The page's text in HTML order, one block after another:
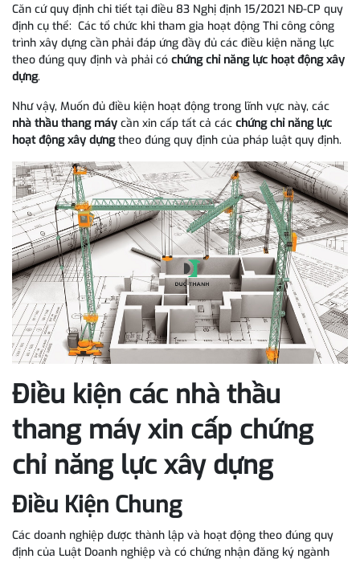
Căn cứ quy định chi tiết tại điều 83 Nghị định 15/2021 NĐ-CP quy
định cụ thể: Các tổ chức khi tham gia hoạt động Thi công công
trình xây dựng cần phải đáp ứng đầy đủ các điều kiện năng lực
theo đúng quy định và phải có chứng chỉ năng lực hoạt động xây
dựng.
Như vậy, Muốn đủ điều kiện hoạt động trong lĩnh vực này, các
nhà thầu thang máy cần xin cấp tất cả các chứng chỉ năng lực
hoạt động xây dựngtheo đúng quy định của pháp luật quy định.
Điều kiện các nhà thầu
thang máy xin cấp chứng
chỉ năng lực xây dựng
Điều Kiện Chung
Các doanh nghiệp được thành lập và hoạt động theo đúng quy
định của Luật Doanh nghiệp và có chứng nhận đăng ký ngành